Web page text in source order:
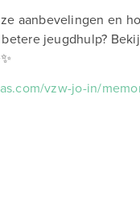
aanbevelingen en
jeugdhulp?
vzw-jo-in/